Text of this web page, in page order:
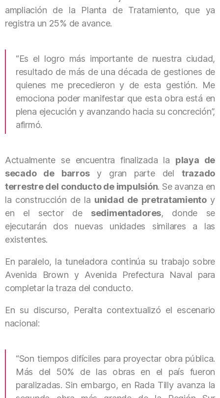
ampliación de la Planta de Tratamiento, que ya
registra un 25% de avance.
“Es el logro más importante de nuestra ciudad,
resultado de más de una década de gestiones de
quienes me precedieron y de esta gestión. Me
emociona poder manifestar que esta obra está en
plena ejecución y avanzando hacia su concreción”,
afirmó.
Actualmente se encuentra finalizada la playa de
secado de barrosy gran parte del trazado
terrestre del conducto de impulsión. Se avanza en
la construcción de la unidad de pretratamientoy
en el sector de sedimentadores, donde se
ejecutarán dos nuevas unidades similares a las
existentes.
En paralelo, la tuneladora continúa su trabajo sobre
Avenida Brown y Avenida Prefectura Naval para
completar la traza del conducto.
En su discurso, Peralta contextualizó el escenario
nacional:
“Son tiempos difíciles para proyectar obra pública.
Más del 50% de las obras en el país fueron
paralizadas. Sin embargo, en Rada Tilly avanza la